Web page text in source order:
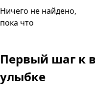
Ничего не найдено,
пока что
Первый шаг к
улыбке